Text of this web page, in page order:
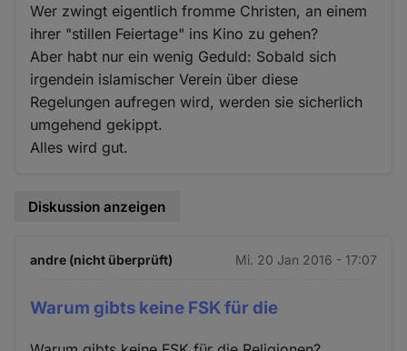
Wer zwingt eigentlich fromme Christen, an einem
ihrer "stillen Feiertage" ins Kino zu gehen?
Aber habt nur ein wenig Geduld: Sobald sich
irgendein islamischer Verein über diese
Regelungen aufregen wird, werden sie sicherlich
umgehend gekippt.
Alles wird gut.
Diskussion anzeigen
andre (nicht überprüft) Mi. 20 Jan 2016 - 17:07
Warum gibts keine FSK für die